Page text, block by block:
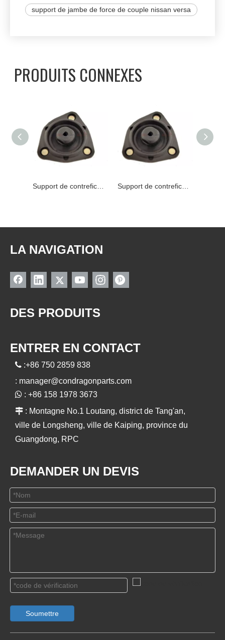
support de jambe de force de couple nissan versa
PRODUITS CONNEXES
LA NAVIGATION
DES PRODUITS
ENTRER EN CONTACT
 :+86 750 2859 838
: manager@condragonparts.com
 : +86 158 1978 3673
 : Montagne No.1 Loutang, district de Tang'an,
ville de Longsheng, ville de Kaiping, province du
Guangdong, RPC
DEMANDER UN DEVIS
Soumettre